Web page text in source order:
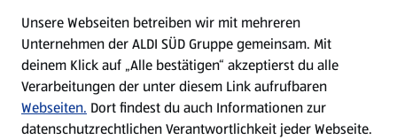
Nachhaltigkeit
Karriere
Unsere Webseiten betreiben wir mit mehreren
Unternehmen der ALDI SÜD Gruppe gemeinsam. Mit
deinem Klick auf „Alle bestätigen“ akzeptierst du alle
Verarbeitungen der unter diesem Link aufrufbaren
Webseiten. Dort findest du auch Informationen zur
datenschutzrechtlichen Verantwortlichkeit jeder Webseite.